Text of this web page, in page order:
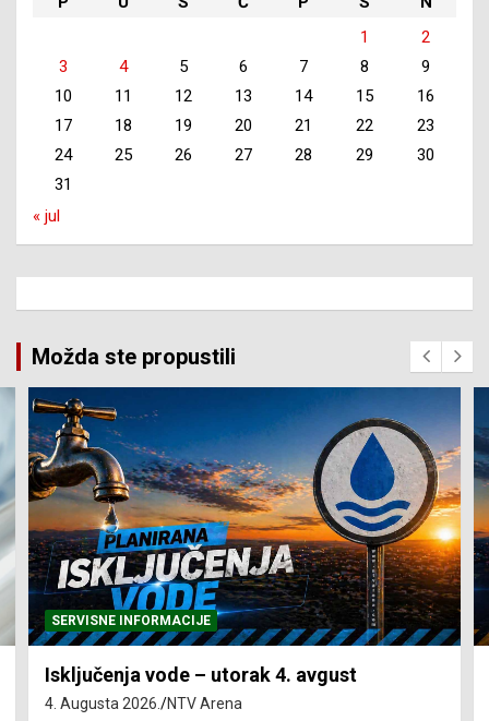
1
2
3
4 5 6 7 8
9
10
11 12 13 14 15
16
17
18 19 20 21 22
23
24
25 26 27 28 29
30
31
« jul
Možda ste propustili
SERVISNE INFORMACIJE
Isključenja vode – utorak 4. avgust
4. Augusta 2026. NTV Arena